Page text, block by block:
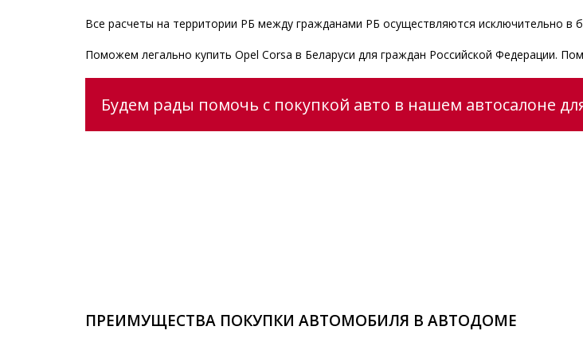
Все расчеты на территории РБ между гражданами РБ осуществляются исключительно в
Поможем легально купить Opel Corsa в Беларуси для граждан Российской Федерации.
Будем рады помочь с покупкой авто в нашем автосалоне
ПРЕИМУЩЕСТВА ПОКУПКИ АВТОМОБИЛЯ В АВТОДОМЕ